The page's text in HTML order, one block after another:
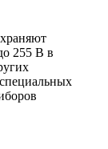
255 В в